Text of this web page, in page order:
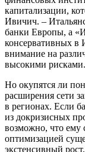
капитализации,
Ивичич. –
банки Европы, а
консервативных в
внимание на
высокими
Но окупятся ли
расширения сети
в регионах. Если
из докризисных
возможно, что ему
оптимизацией
экстенсивный